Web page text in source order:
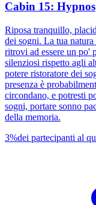
Cabin 15: Hypnos
Riposa tranquillo,
dei sogni. La tua
ritrovi ad essere un po'
silenziosi rispetto agli
potere ristoratore dei
presenza è
circondano, e potresti
sogni, portare sonno
della memoria.
3%dei partecipanti al